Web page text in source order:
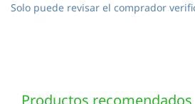
Solo puede revisar el comprador
Productos recomendados